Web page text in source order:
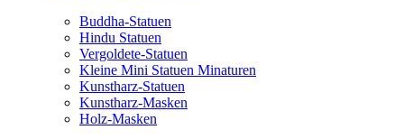
Buddha-Statuen
Hindu Statuen
Vergoldete-Statuen
Kleine Mini Statuen Minaturen
Kunstharz-Statuen
Kunstharz-Masken
Holz-Masken